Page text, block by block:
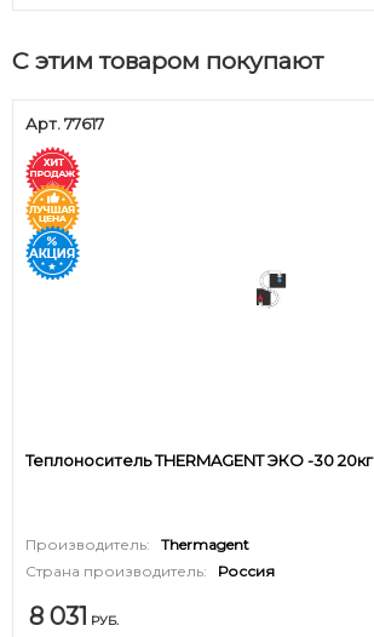
С этим товаром покупают
Арт. 77617
Теплоноситель THERMAGENT ЭКО -30 20кг
Производитель:
Thermagent
Страна производитель:
Россия
8 031 РУБ.